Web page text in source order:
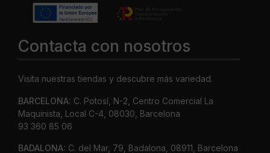
Contacta con nosotros
Visita nuestras tiendas y descubre más variedad.
BARCELONA: C. Potosí, N-2, Centro Comercial La
Maquinista, Local C-4, 08030, Barcelona
93 360 85 06
BADALONA: C. del Mar, 79, Badalona, 08911, Barcelona